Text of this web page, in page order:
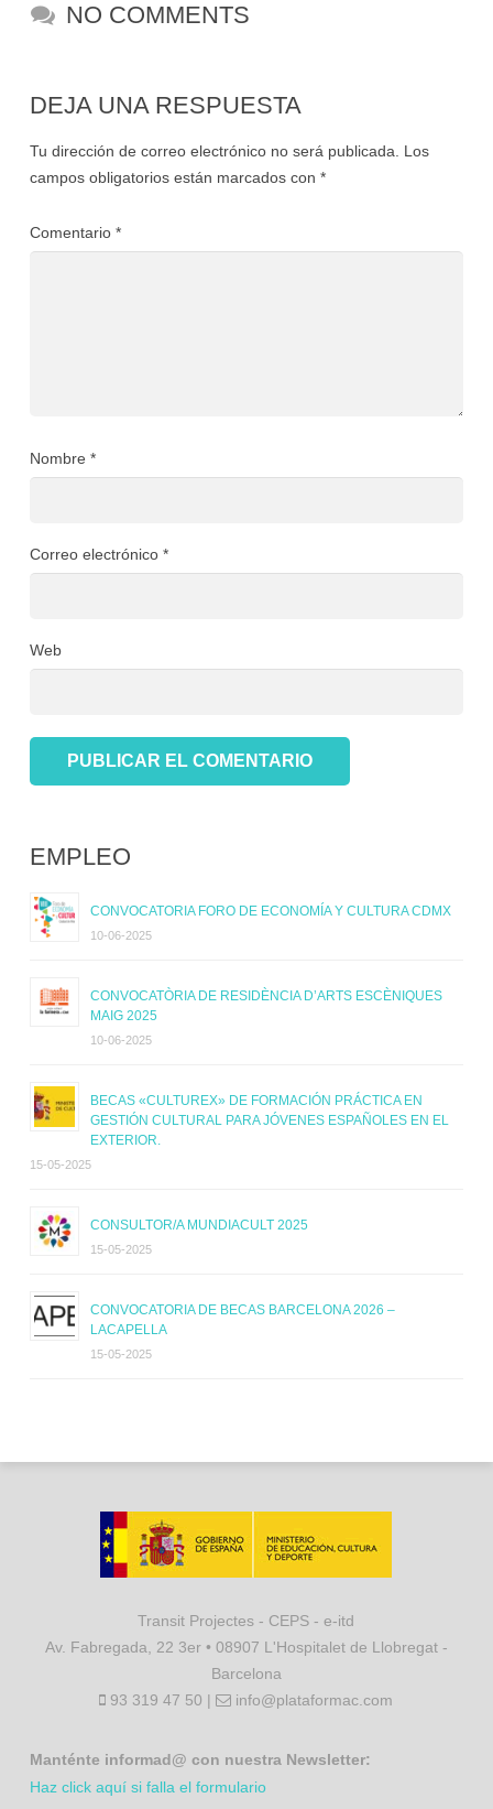
NO COMMENTS
DEJA UNA RESPUESTA
Tu dirección de correo electrónico no será publicada.
Los
campos obligatorios están marcados con *
Comentario *
Nombre *
Correo electrónico *
Web
EMPLEO
CONVOCATORIA FORO DE ECONOMÍA Y CULTURA CDMX
10-06-2025
CONVOCATÒRIA DE RESIDÈNCIA D’ARTS ESCÈNIQUES
MAIG 2025
10-06-2025
BECAS «CULTUREX» DE FORMACIÓN PRÁCTICA EN
GESTIÓN CULTURAL PARA JÓVENES ESPAÑOLES EN EL
EXTERIOR.
15-05-2025
CONSULTOR/A MUNDIACULT 2025
15-05-2025
CONVOCATORIA DE BECAS BARCELONA 2026 –
LACAPELLA
15-05-2025
Transit Projectes - CEPS - e-itd
Av. Fabregada, 22 3er • 08907 L'Hospitalet de Llobregat -
Barcelona
93 319 47 50 |
info@plataformac.com
Manténte informad@ con nuestra Newsletter:
Haz click aquí si falla el formulario